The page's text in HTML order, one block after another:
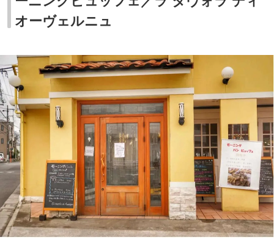
オーヴェルニュ